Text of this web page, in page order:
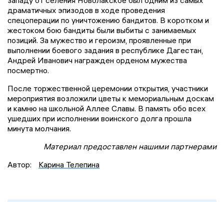
драматичных эпизодов в ходе проведения
спецоперации по уничтожению бандитов. В коротком и
жестоком бою бандиты были выбиты с занимаемых
позиций. За мужество и героизм, проявленные при
выполнении боевого задания в республике Дагестан,
Андрей Иванович награжден орденом мужества
посмертно.
После торжественной церемонии открытия, участники
мероприятия возложили цветы к мемориальным доскам
и камню на школьной Аллее Славы. В память обо всех
ушедших при исполнении воинского долга прошла
минута молчания.
Материал предоставлен нашими партнерами
Автор:
Карина Телепина